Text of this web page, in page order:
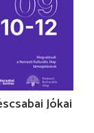
Jókai